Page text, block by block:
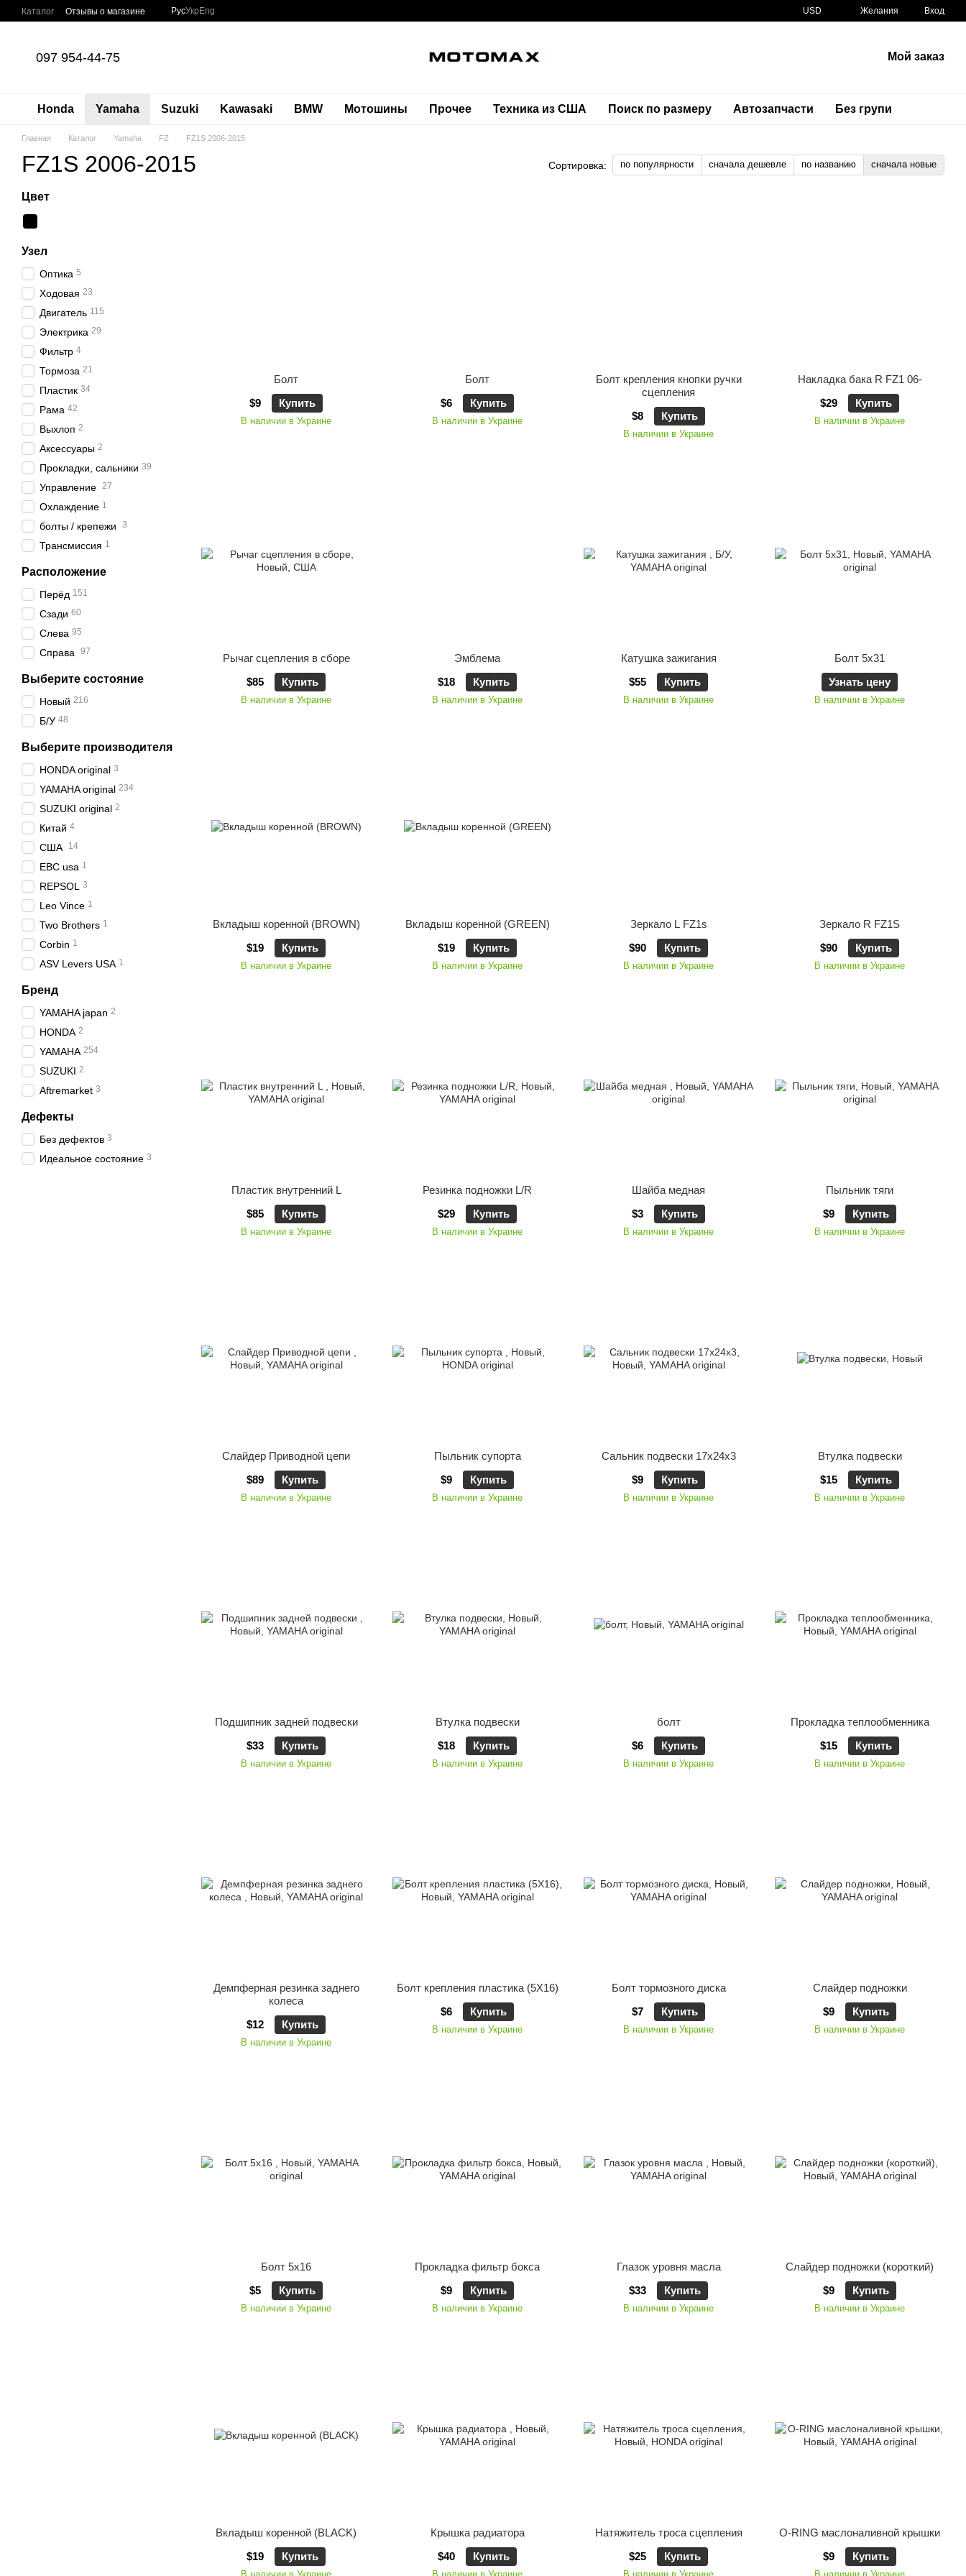
Перейти к основному контенту
Каталог Отзывы о магазине РусУкр Eng USD Желания Вход
097 954-44-75 Мой заказ
Honda Yamaha Suzuki Kawasaki BMW Мотошины Прочее Техника из США Поиск по размеру Автозапчасти Без групи
Главная Каталог Yamaha FZ FZ1S 2006-2015
FZ1S 2006-2015 Сортировка: по популярности сначала дешевле по названию сначала новые
Болт
$9
Купить
В наличии в Украине
Болт
$6
Купить
В наличии в Украине
Болт крепления кнопки ручки
сцепления
$8
Купить
В наличии в Украине
Накладка бака R FZ1 06-
$29
Купить
В наличии в Украине
Рычаг сцепления в сборе
$85
Купить
В наличии в Украине
Эмблема
$18
Купить
В наличии в Украине
Катушка зажигания
$55
Купить
В наличии в Украине
Болт 5x31
Узнать цену
В наличии в Украине
Вкладыш коренной (BROWN)
$19
Купить
В наличии в Украине
Вкладыш коренной (GREEN)
$19
Купить
В наличии в Украине
Зеркало L FZ1s
$90
Купить
В наличии в Украине
Зеркало R FZ1S
$90
Купить
В наличии в Украине
Пластик внутренний L
$85
Купить
В наличии в Украине
Резинка подножки L/R
$29
Купить
В наличии в Украине
Шайба медная
$3
Купить
В наличии в Украине
Пыльник тяги
$9
Купить
В наличии в Украине
Слайдер Приводной цепи
$89
Купить
В наличии в Украине
Пыльник супорта
$9
Купить
В наличии в Украине
Сальник подвески 17x24x3
$9
Купить
В наличии в Украине
Втулка подвески
$15
Купить
В наличии в Украине
Подшипник задней подвески
$33
Купить
В наличии в Украине
Втулка подвески
$18
Купить
В наличии в Украине
болт
$6
Купить
В наличии в Украине
Прокладка теплообменника
$15
Купить
В наличии в Украине
Демпферная резинка заднего
колеса
$12
Купить
В наличии в Украине
Болт крепления пластика (5X16)
$6
Купить
В наличии в Украине
Болт тормозного диска
$7
Купить
В наличии в Украине
Слайдер подножки
$9
Купить
В наличии в Украине
Болт 5x16
$5
Купить
В наличии в Украине
Прокладка фильтр бокса
$9
Купить
В наличии в Украине
Глазок уровня масла
$33
Купить
В наличии в Украине
Слайдер подножки (короткий)
$9
Купить
В наличии в Украине
Вкладыш коренной (BLACK)
$19
Купить
Крышка радиатора
$40
Купить
Натяжитель троса сцепления
$25
Купить
O-RING маслоналивной крышки
$9
Купить
Цвет
Узел
Оптика 5
Ходовая 23
Двигатель 115
Электрика 29
Фильтр 4
Тормоза 21
Пластик 34
Рама 42
Выхлоп 2
Аксессуары 2
Прокладки, сальники 39
Управление 27
Охлаждение 1
болты / крепежи 3
Трансмиссия 1
Расположение
Пepёд 151
Сзади 60
Слева 95
Справа 97
Выберите состояние
Новый 216
Б/У 48
Выберите производителя
HONDA original 3
YAMAHA original 234
SUZUKI original 2
Китай 4
США 14
EBC usa 1
REPSOL 3
Leo Vince 1
Two Brothers 1
Corbin 1
ASV Levers USA 1
Бренд
YAMAHA japan 2
HONDA 2
YAMAHA 254
SUZUKI 2
Aftremarket 3
Дефекты
Без дефектов 3
Идеальное состояние 3